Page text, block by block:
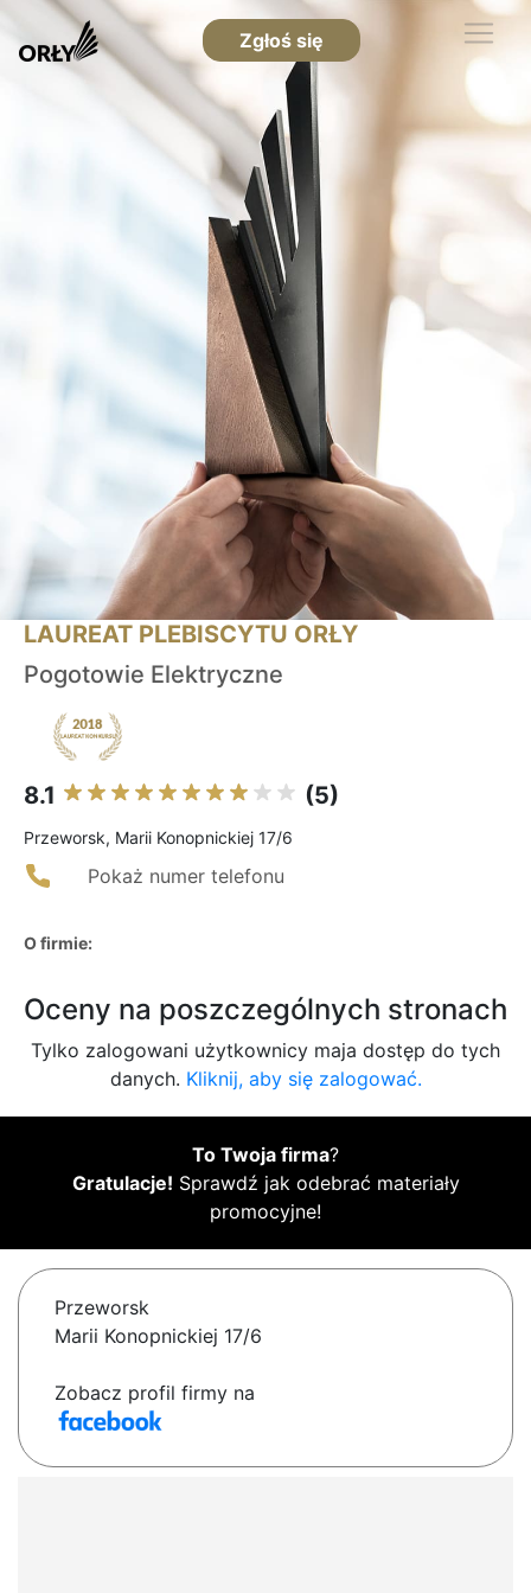
Zgłoś się
LAUREAT PLEBISCYTU ORŁY
Pogotowie Elektryczne
8.1 (5)
Przeworsk, Marii Konopnickiej 17/6
Pokaż numer telefonu
O firmie:
Oceny na poszczególnych stronach
Tylko zalogowani użytkownicy maja dostęp do tych
danych. Kliknij, aby się zalogować.
To Twoja firma?
Gratulacje! Sprawdź jak odebrać materiały
promocyjne!
Przeworsk
Marii Konopnickiej 17/6
Zobacz profil firmy na